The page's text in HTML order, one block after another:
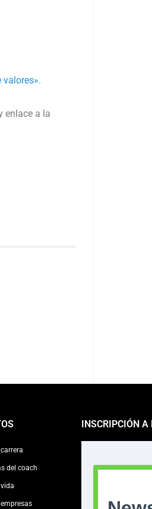
valores».
enlace a la
del coach
INSCRIPCIÓN A